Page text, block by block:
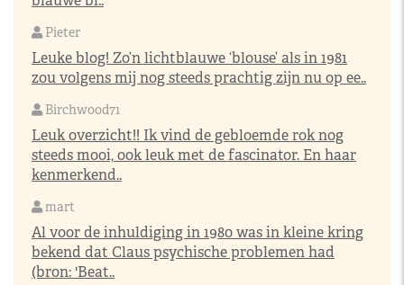
Pieter
Leuke blog! Zo’n lichtblauwe ‘blouse’ als in 1981
zou volgens mij nog steeds prachtig zijn nu op ee..
Birchwood71
Leuk overzicht!! Ik vind de gebloemde rok nog
steeds mooi, ook leuk met de fascinator. En haar
kenmerkend..
mart
Al voor de inhuldiging in 1980 was in kleine kring
bekend dat Claus psychische problemen had
(bron: 'Beat..